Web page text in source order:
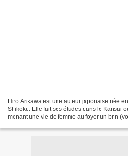
Hiro Arikawa est une auteur japonaise née
Shikoku. Elle fait ses études dans le Kansai
menant une vie de femme au foyer un brin